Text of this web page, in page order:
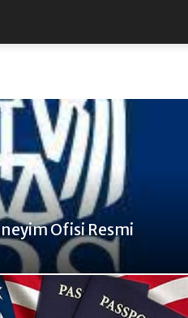
Ofisi Resmi